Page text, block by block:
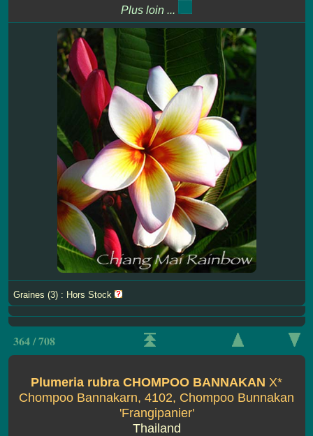
Plus loin ...
Graines (3) : Hors Stock
364 / 708
Plumeria rubra CHOMPOO BANNAKAN X*
Chompoo Bannakarn, 4102, Chompoo Bunnakan
'Frangipanier'
Thailand